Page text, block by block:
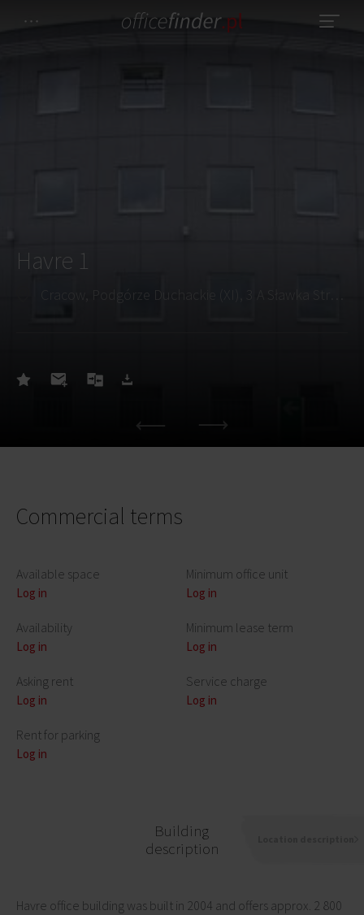
Havre 1
Commercial terms
Available space
Log in
Availability
Log in
Asking rent
Log in
Rent for parking
Log in
Minimum office unit
Log in
Minimum lease term
Log in
Service charge
Log in
Building
description
Havre office building was built in 2004 and offers approx. 2 800